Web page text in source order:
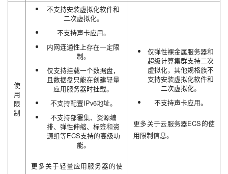
使
用
限
制
不支持安装虚拟化软件和
二次虚拟化。
不支持声卡应用。
内网连通性上存在一定限
制。
仅支持挂载一个数据盘，
且数据盘只能在创建轻量
应用服务器时挂载。
不支持配置IPv6地址。
不支持部署集、资源编
排、弹性伸缩、标签和资
源组等ECS支持的高级功
能。
更多关于轻量应用服务器的使
仅弹性裸金属服务器和
超级计算集群支持二次
虚拟化，其他规格族不
支持安装虚拟化软件和
二次虚拟化。
不支持声卡应用。
更多关于云服务器ECS的使
用限制信息。